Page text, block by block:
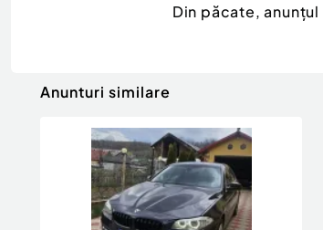
Din păcate, anunțul
Anunturi similare